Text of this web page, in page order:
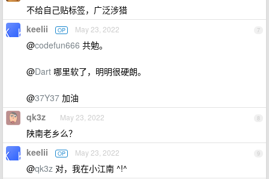
不给自己贴标签，广泛涉猎
7
keelii OP May 23, 2022
@codefun666 共勉。
@Dart 哪里软了，明明很硬朗。
@37Y37 加油
8
qk3z May 23, 2022
陕南老乡么？
9
keelii OP May 23, 2022
@qk3z 对，我在小江南 ^!^